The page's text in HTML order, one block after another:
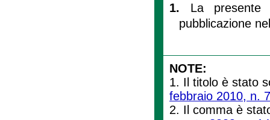
1. La
pubblicazione
NOTE:
1. Il titolo è stato
febbraio 2010, n. 7
2. Il comma è